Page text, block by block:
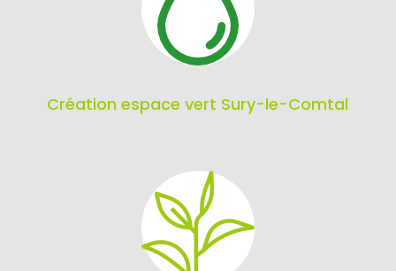
Création espace vert Sury-le-Comtal